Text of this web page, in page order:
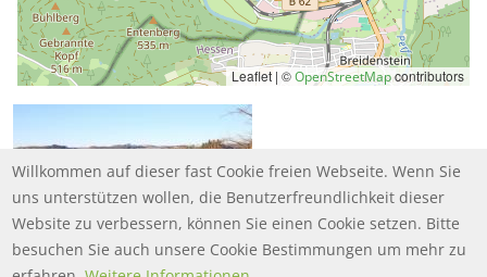
Leaflet | ©OpenStreetMapcontributors
Willkommen auf dieser fast Cookie freien Webseite. Wenn Sie
uns unterstützen wollen, die Benutzerfreundlichkeit dieser
Website zu verbessern, können Sie einen Cookie setzen. Bitte
besuchen Sie auch unsere Cookie Bestimmungen um mehr zu